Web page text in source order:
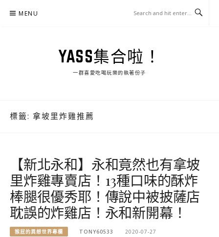
MENU
YASS集合啦！
一群喜愛吃喝玩樂的執著份子
標籤: 拿坡里炸雞推薦
【新北永和】永和竟然也有拿坡
里炸雞專賣店！13種口味的酥炸
棒腿很優秀耶！傳說中被披薩店
耽誤的炸雞店！永和新開幕！
猴屁的異想世界專欄 TONY60533 2020-07-27